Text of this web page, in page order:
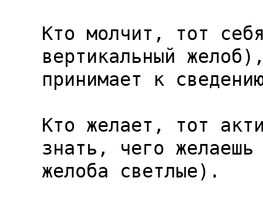
Кто молчит, тот
вертикальный
принимает к
Кто желает, тот
знать, чего
желоба светлые).